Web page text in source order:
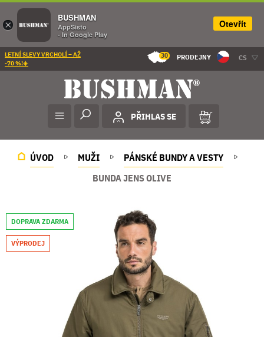
LETNÍ SLEVY VRCHOLÍ – AŽ
-70 %!☀️
30 PRODEJNY CS
PŘIHLAS SE
ÚVOD MUŽI
PÁNSKÉ BUNDY A VESTY
BUNDA JENS OLIVE
DOPRAVA ZDARMA
VÝPRODEJ
×
BUSHMAN
AppSisto
- In Google Play
Otevřít